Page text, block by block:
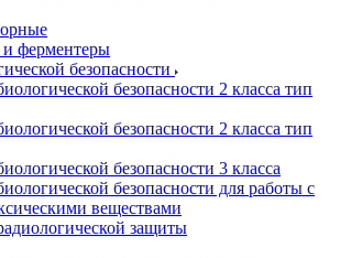
ферментеры
безопасности
безопасности 2 класса тип
безопасности 2 класса тип
безопасности 3 класса
безопасности для работы с
веществами
защиты